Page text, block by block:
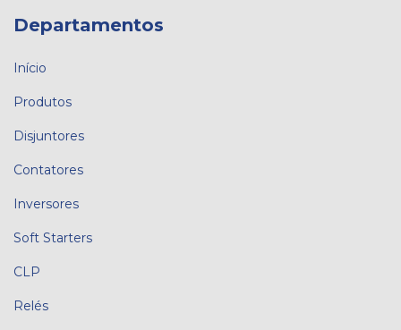
Departamentos
Início
Produtos
Disjuntores
Contatores
Inversores
Soft Starters
CLP
Relés